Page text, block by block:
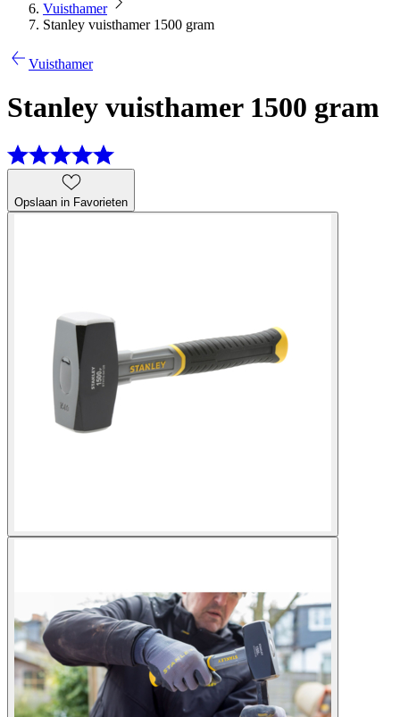
Vuisthamer
Stanley vuisthamer 1500 gram
Vuisthamer
Stanley vuisthamer 1500 gram
Opslaan in Favorieten